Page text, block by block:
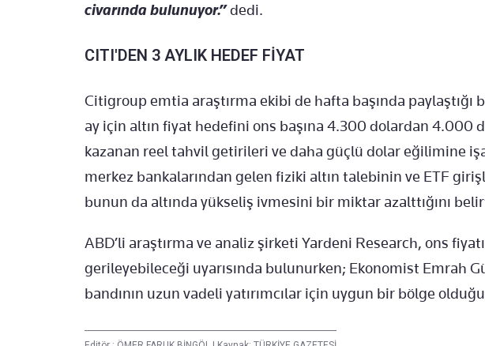
civarında bulunuyor.”dedi.
CITI'DEN 3 AYLIK HEDEF FİYAT
Citigroup emtia araştırma ekibi de hafta başında paylaştığı
ay için altın fiyat hedefini ons başına 4.300 dolardan 4.000
kazanan reel tahvil getirileri ve daha güçlü dolar eğilimine
merkez bankalarından gelen fiziki altın talebinin ve ETF
bunun da altında yükseliş ivmesini bir miktar azalttığını
ABD’li araştırma ve analiz şirketi Yardeni Research, ons
gerileyebileceği uyarısında bulunurken; Ekonomist Emrah
bandının uzun vadeli yatırımcılar için uygun bir bölge